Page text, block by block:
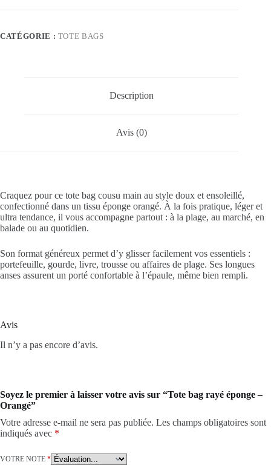
Orangé
CATÉGORIE : TOTE BAGS
Description
Avis (0)
Craquez pour ce tote bag cousu main au style doux et ensoleillé,
confectionné dans un tissu éponge orangé. À la fois pratique, léger et
ultra tendance, il vous accompagne partout : à la plage, au marché, en
balade ou au quotidien.
Son format généreux permet d’y glisser facilement vos essentiels :
portefeuille, gourde, livre, trousse ou affaires de plage. Ses longues
anses assurent un porté confortable à l’épaule, même bien rempli.
Avis
Il n’y a pas encore d’avis.
Soyez le premier à laisser votre avis sur “Tote bag rayé éponge –
Orangé”
Votre adresse e-mail ne sera pas publiée. Les champs obligatoires sont
indiqués avec *
VOTRE NOTE *